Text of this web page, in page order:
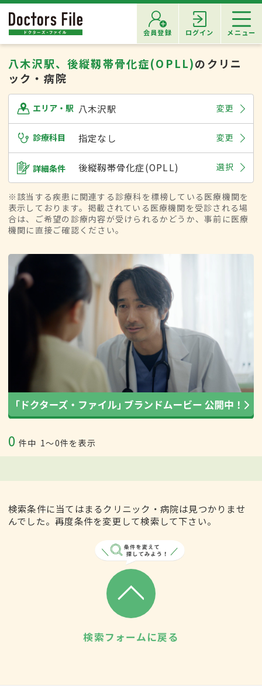
会員登録 ログイン メニュー
八木沢駅、後縦靱帯骨化症(OPLL)のクリニ
ック・病院
エリア・駅 八木沢駅 変更
診療科目 指定なし 変更
詳細条件 後縦靱帯骨化症(OPLL) 選択
※該当する疾患に関連する診療科を標榜している医療機関を
表示しております。掲載されている医療機関を受診される場
合は、ご希望の診療内容が受けられるかどうか、事前に医療
機関に直接ご確認ください。
0 件中 1〜0件を表示
検索条件に当てはまるクリニック・病院は見つかりませ
んでした。再度条件を変更して検索して下さい。
検索フォームに戻る